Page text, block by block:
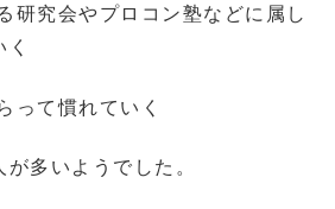
究会やプロコン塾などに属し
て慣れていく
多いようでした。